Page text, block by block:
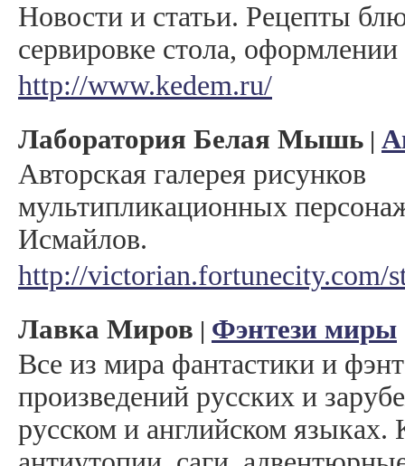
Новости и статьи. Рецепты
сервировке стола,
http://www.kedem.ru/
Лаборатория Белая Мышь |
Авторская галерея рисунков
мультипликационных
Исмайлов.
http://victorian.fortunecity.com/
Лавка Миров | Фэнтези миры
Все из мира фантастики и
произведений русских и
русском и английском